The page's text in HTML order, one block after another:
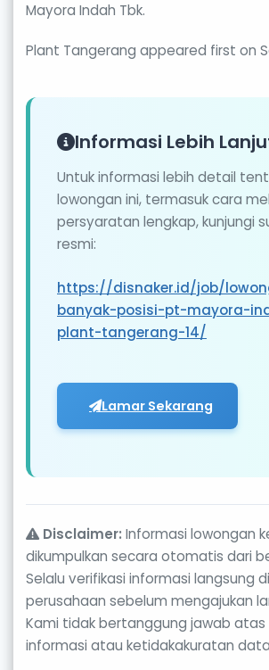
Mayora Indah Tbk.
Plant Tangerang appeared first on
Informasi Lebih
Untuk informasi lebih detail
lowongan ini, termasuk cara
persyaratan lengkap, kunjungi
resmi:
https://disnaker.id/job/
banyak-posisi-pt-mayora-
plant-tangerang-14/
Lamar Sekarang
Disclaimer: Informasi lowongan
dikumpulkan secara otomatis dari
Selalu verifikasi informasi langsung
perusahaan sebelum mengajukan
Kami tidak bertanggung jawab atas
informasi atau ketidakakuratan